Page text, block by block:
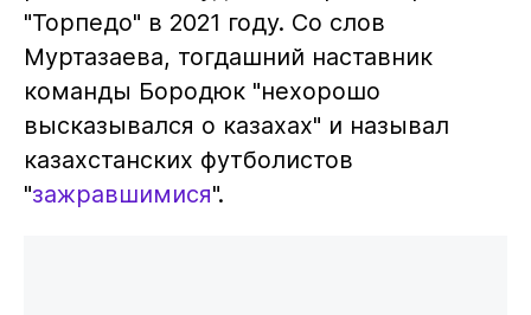
"Торпедо" в 2021 году. Со слов
Муртазаева, тогдашний наставник
команды Бородюк "нехорошо
высказывался о казахах" и называл
казахстанских футболистов
"зажравшимися".